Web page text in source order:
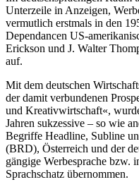
Unterzeile in Anzeigen,
vermutlich erstmals in den
Dependancen US-
Erickson und J. Walter
auf.
Mit dem deutschen
der damit verbundenen
und Kreativwirtschaft«,
Jahren sukzessive – so wie
Begriffe Headline, Subline
(BRD), Österreich und der
gängige Werbesprache bzw.
Sprachschatz übernommen.